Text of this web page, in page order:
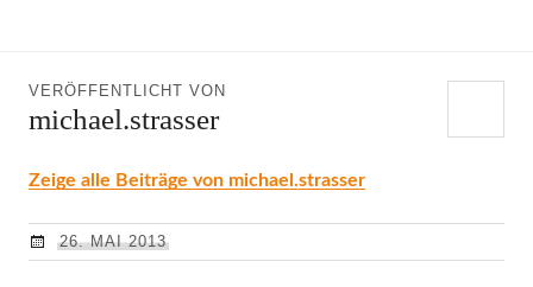
VERÖFFENTLICHT VON
michael.strasser
Zeige alle Beiträge von michael.strasser
26. MAI 2013